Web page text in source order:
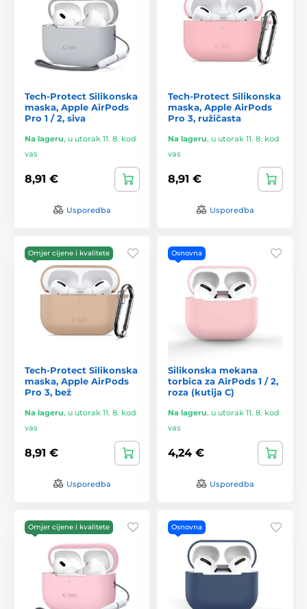
Tech-Protect Silikonska
maska, Apple AirPods
Pro 1 / 2, siva
Na lageru, u utorak 11. 8. kod
vas
8,91 €
Usporedba
Tech-Protect Silikonska
maska, Apple AirPods
Pro 3, ružičasta
Na lageru, u utorak 11. 8. kod
vas
8,91 €
Usporedba
Omjer cijene i kvalitete
Tech-Protect Silikonska
maska, Apple AirPods
Pro 3, bež
Na lageru, u utorak 11. 8. kod
vas
8,91 €
Usporedba
Osnovna
Silikonska mekana
torbica za AirPods 1 / 2,
roza (kutija C)
Na lageru, u utorak 11. 8. kod
vas
4,24 €
Usporedba
Omjer cijene i kvalitete Osnovna